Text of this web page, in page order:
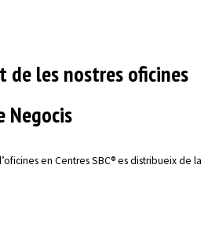
de les nostres oficines
Negocis
en Centres SBC® es distribueix de la